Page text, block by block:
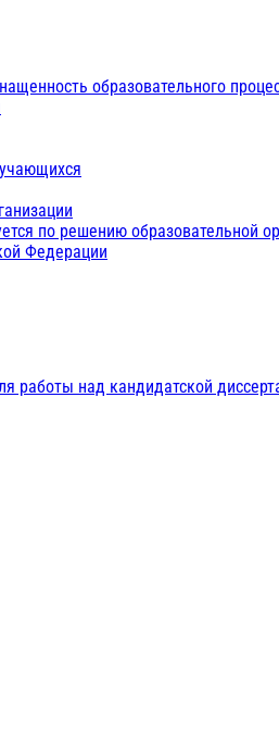
образовательного
по решению образовательной
Федерации
работы над кандидатской